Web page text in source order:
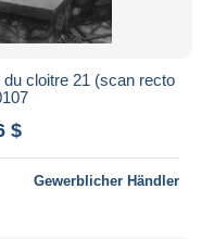
cloitre 21 (scan recto
$
Gewerblicher Händler